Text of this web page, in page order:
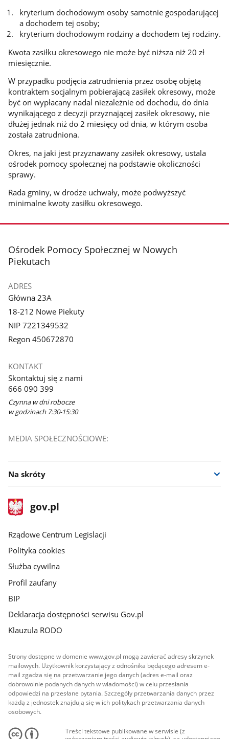
kryterium dochodowym osoby samotnie gospodarującej
a dochodem tej osoby;
kryterium dochodowym rodziny a dochodem tej rodziny.
Kwota zasiłku okresowego nie może być niższa niż 20 zł
miesięcznie.
W przypadku podjęcia zatrudnienia przez osobę objętą
kontraktem socjalnym pobierającą zasiłek okresowy, może
być on wypłacany nadal niezależnie od dochodu, do dnia
wynikającego z decyzji przyznającej zasiłek okresowy, nie
dłużej jednak niż do 2 miesięcy od dnia, w którym osoba
została zatrudniona.
Okres, na jaki jest przyznawany zasiłek okresowy, ustala
ośrodek pomocy społecznej na podstawie okoliczności
sprawy.
Rada gminy, w drodze uchwały, może podwyższyć
minimalne kwoty zasiłku okresowego.
stopka
Ośrodek Pomocy Społecznej w Nowych
Piekutach
ADRES
Główna 23A
18-212 Nowe Piekuty
NIP 7221349532
Regon 450672870
KONTAKT
Skontaktuj się z nami
666 090 399
Czynna w dni robocze
w godzinach 7:30-15:30
MEDIA SPOŁECZNOŚCIOWE:
Na skróty
stopka
gov.plStrona
gov.pl
Rządowe Centrum Legislacji
Polityka cookies
Służba cywilna
Profil zaufany
BIP
Deklaracja dostępności serwisu Gov.pl
Klauzula RODO
Strony dostępne w domenie www.gov.pl mogą zawierać adresy skrzynek
mailowych. Użytkownik korzystający z odnośnika będącego adresem e-
mail zgadza się na przetwarzanie jego danych (adres e-mail oraz
dobrowolnie podanych danych w wiadomości) w celu przesłania
odpowiedzi na przesłane pytania. Szczegóły przetwarzania danych przez
każdą z jednostek znajdują się w ich politykach przetwarzania danych
osobowych.
Treści tekstowe publikowane w serwisie (z